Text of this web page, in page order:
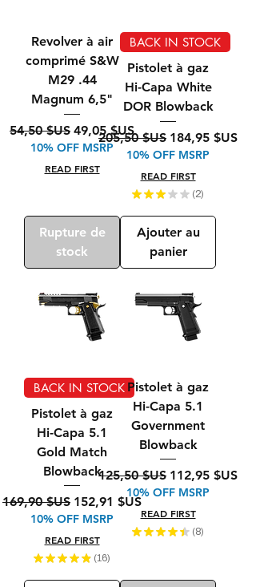
Revolver à air
comprimé S&W
M29 .44
Magnum 6,5"
Prix original
54,50 $US Prix promotionnel
49,05 $US
10% OFF MSRP
READ FIRST
Rupture de
stock
BACK IN STOCK
Pistolet à gaz
Hi-Capa White
DOR Blowback
Prix original
205,50 $US Prix
184,95 $US
10% OFF MSRP
READ FIRST
★ ★ ★ ★ ★ 2
2
Ajouter au
panier
BACK IN STOCK
Pistolet à gaz
Hi-Capa 5.1
Gold Match
Blowback
Prix original
169,90 $US Prix promotionnel
152,91 $US
10% OFF MSRP
READ FIRST
★ ★ ★ ★ ★ 16
16
Pistolet à gaz
Hi-Capa 5.1
Government
Blowback
Prix original
125,50 $US Prix
112,95 $US
10% OFF MSRP
READ FIRST
★ ★ ★ ★ ★ 8
8